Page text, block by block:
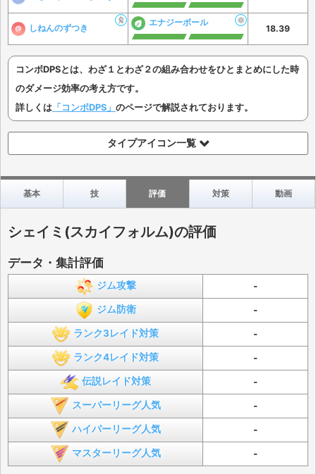
しねんのずつき
エナジーボール
18.39
コンボDPSとは、わざ１とわざ２の組み合わせをひとまとめにした時
のダメージ効率の考え方です。
詳しくは 「コンボDPS」 のページで解説されております。
タイプアイコン一覧
基本 技 評価 対策 動画
シェイミ(スカイフォルム)の評価
データ・集計評価
ジム攻撃 -
ジム防衛 -
ランク3レイド対策 -
ランク4レイド対策 -
伝説レイド対策 -
スーパーリーグ人気 -
ハイパーリーグ人気 -
マスターリーグ人気 -